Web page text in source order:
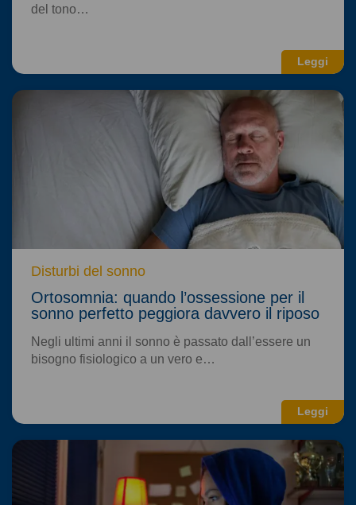
Leggi
del tono…
Leggi
Disturbi del sonno
Ortosomnia: quando l’ossessione per il
sonno perfetto peggiora davvero il riposo
Negli ultimi anni il sonno è passato dall’essere un
bisogno fisiologico a un vero e…